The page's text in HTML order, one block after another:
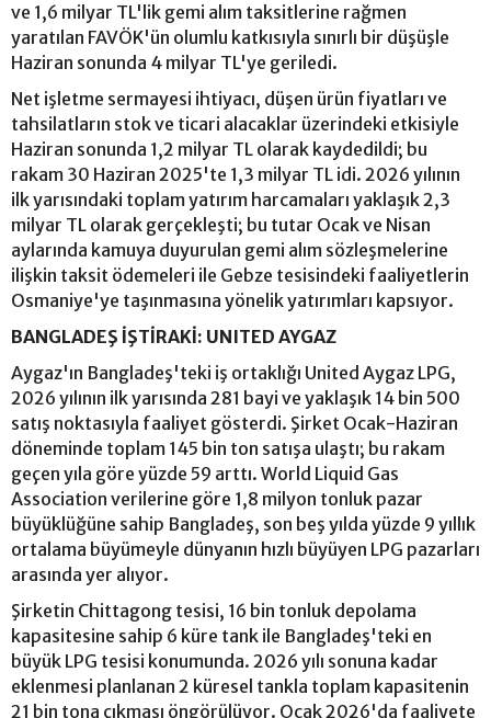
ve 1,6 milyar TL'lik gemi alım taksitlerine rağmen
yaratılan FAVÖK'ün olumlu katkısıyla sınırlı bir düşüşle
Haziran sonunda 4 milyar TL'ye geriledi.
Net işletme sermayesi ihtiyacı, düşen ürün fiyatları ve
tahsilatların stok ve ticari alacaklar üzerindeki etkisiyle
Haziran sonunda 1,2 milyar TL olarak kaydedildi; bu
rakam 30 Haziran 2025'te 1,3 milyar TL idi. 2026 yılının
ilk yarısındaki toplam yatırım harcamaları yaklaşık 2,3
milyar TL olarak gerçekleşti; bu tutar Ocak ve Nisan
aylarında kamuya duyurulan gemi alım sözleşmelerine
ilişkin taksit ödemeleri ile Gebze tesisindeki faaliyetlerin
Osmaniye'ye taşınmasına yönelik yatırımları kapsıyor.
BANGLADEŞ İŞTİRAKİ: UNITED AYGAZ
Aygaz'ın Bangladeş'teki iş ortaklığı United Aygaz LPG,
2026 yılının ilk yarısında 281 bayi ve yaklaşık 14 bin 500
satış noktasıyla faaliyet gösterdi. Şirket Ocak-Haziran
döneminde toplam 145 bin ton satışa ulaştı; bu rakam
geçen yıla göre yüzde 59 arttı. World Liquid Gas
Association verilerine göre 1,8 milyon tonluk pazar
büyüklüğüne sahip Bangladeş, son beş yılda yüzde 9 yıllık
ortalama büyümeyle dünyanın hızlı büyüyen LPG pazarları
arasında yer alıyor.
Şirketin Chittagong tesisi, 16 bin tonluk depolama
kapasitesine sahip 6 küre tank ile Bangladeş'teki en
büyük LPG tesisi konumunda. 2026 yılı sonuna kadar
eklenmesi planlanan 2 küresel tankla toplam kapasitenin
21 bin tona çıkması öngörülüyor. Ocak 2026'da faaliyete